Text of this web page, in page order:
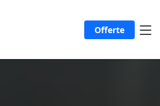
Offerte